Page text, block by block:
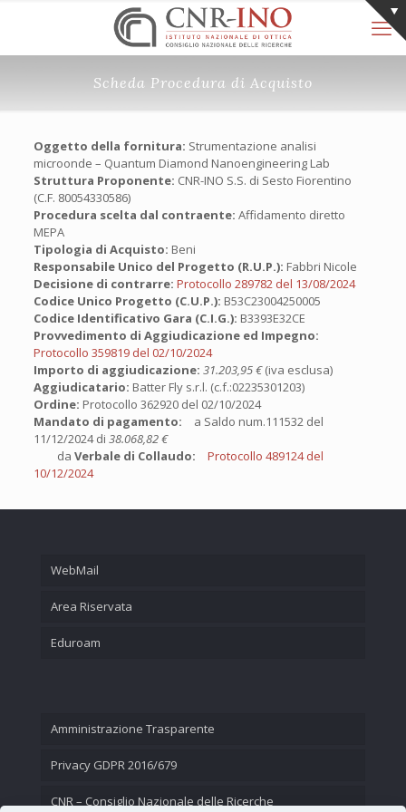
Scheda Procedura di Acquisto
Oggetto della fornitura: Strumentazione analisi
microonde – Quantum Diamond Nanoengineering Lab
Struttura Proponente: CNR-INO S.S. di Sesto Fiorentino
(C.F. 80054330586)
Procedura scelta dal contraente: Affidamento diretto
MEPA
Tipologia di Acquisto: Beni
Responsabile Unico del Progetto (R.U.P.): Fabbri Nicole
Decisione di contrarre: Protocollo 289782 del 13/08/2024
Codice Unico Progetto (C.U.P.): B53C23004250005
Codice Identificativo Gara (C.I.G.): B3393E32CE
Provvedimento di Aggiudicazione ed Impegno:
Protocollo 359819 del 02/10/2024
Importo di aggiudicazione: 31.203,95 €(iva esclusa)
Aggiudicatario: Batter Fly s.r.l. (c.f.:02235301203)
Ordine: Protocollo 362920 del 02/10/2024
Mandato di pagamento: a Saldo num.111532 del
11/12/2024 di 38.068,82 €
da Verbale di Collaudo:
Protocollo 489124 del
10/12/2024
WebMail
Area Riservata
Eduroam
Amministrazione Trasparente
Privacy GDPR 2016/679
CNR – Consiglio Nazionale delle Ricerche